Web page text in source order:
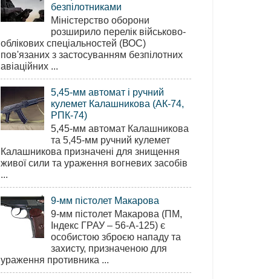
безпілотниками
Міністерство оборони
розширило перелік військово-
облікових спеціальностей (ВОС)
пов'язаних з застосуванням безпілотних
авіаційних ...
5,45-мм автомат і ручний
кулемет Калашникова (АК-74,
РПК-74)
5,45-мм автомат Калашникова
та 5,45-мм ручний кулемет
Калашникова призначені для знищення
живої сили та ураження вогневих засобів
...
9-мм пістолет Макарова
9-мм пістолет Макарова (ПМ,
Індекс ГРАУ – 56-А-125) є
особистою зброєю нападу та
захисту, призначеною для
ураження противника ...